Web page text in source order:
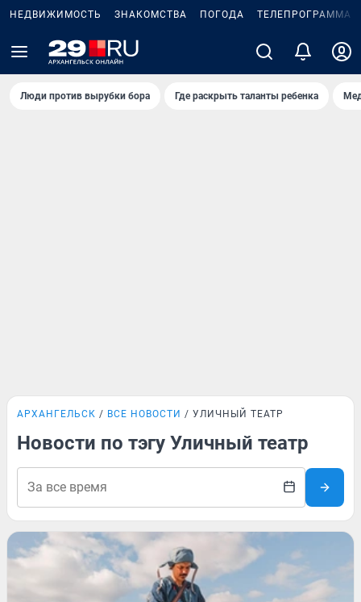
НЕДВИЖИМОСТЬ ЗНАКОМСТВА ПОГОДА ТЕЛЕПРОГРАММА
Люди против вырубки бора Где раскрыть таланты ребенка
АРХАНГЕЛЬСК ВСЕ НОВОСТИ УЛИЧНЫЙ ТЕАТР
Новости по тэгу Уличный театр